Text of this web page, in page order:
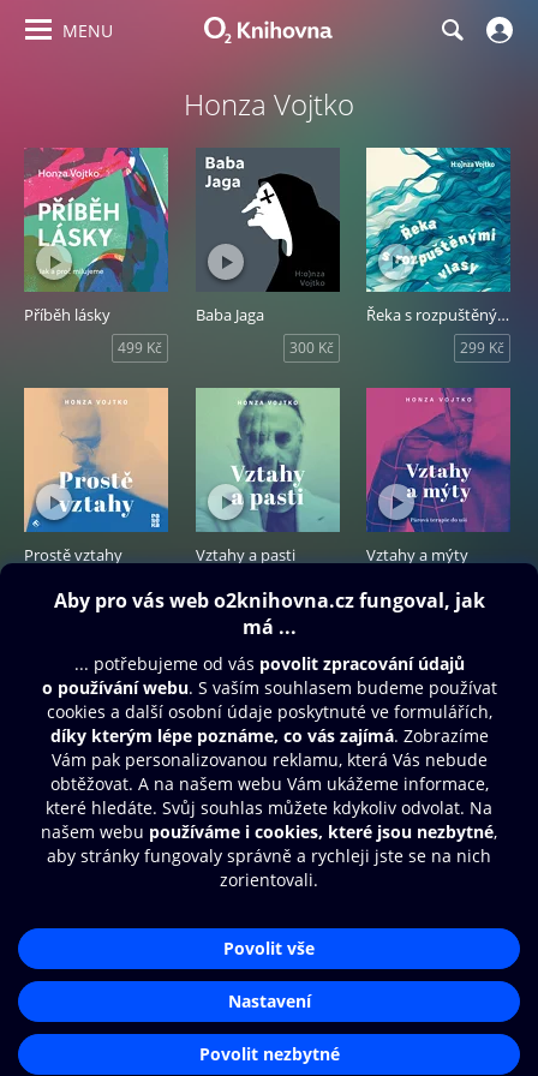
MENU
Honza Vojtko
Příběh lásky
499 Kč
Baba Jaga
300 Kč
Řeka s rozpuštěnými vlasy
299 Kč
Prostě vztahy
349 Kč
Vztahy a pasti Vztahy a mýty
299 Kč
Obsah ke stažení
Moje O2 Knihovna
Další zábava
© O2 Czech Republic a.s.
Přístupnost
Zásady zpracování osobních údajů
Nastavení cookies
Aplikace O2 Knihovna
Čti a poslouchej své e-knihy a
audioknihy rychleji a pohodlněji.